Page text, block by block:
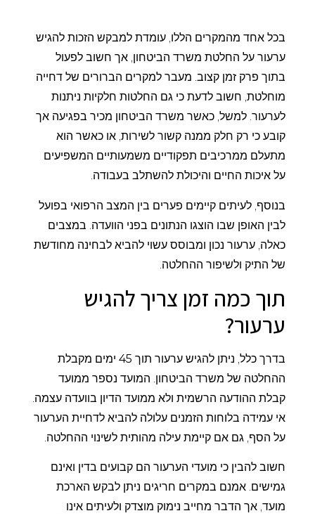
בכל אחד מהמקרים הללו, עומדת למבקש הזכות להגיש
ערעור על החלטת משרד הביטחון, אך חשוב לפעול
בתוך פרק זמן קצוב. מעבר למקרים הברורים של דחייה
מוחלטת, חשוב לדעת כי גם החלטות חלקיות ניתנות
לערעור. למשל, כאשר משרד הביטחון מכיר בפגיעה אך
קובע כי רק חלק ממנה קשור לשירות, או כאשר הוא
מתעלם ממרכיבים תפקודיים משמעותיים המשפיעים
על איכות החיים והיכולת להשתלב בעבודה.
בנוסף, לעיתים קיימים פערים בין המצב הרפואי בפועל
לבין האופן שבו הוצגו הנתונים בפני הוועדה. במצבים
כאלה, ערעור נכון ומבוסס עשוי להביא לבחינה מחודשת
של התיק ולשיפור ההחלטה.
תוך כמה זמן צריך להגיש
ערעור?
בדרך כלל, ניתן להגיש ערעור תוך 45 ימים מקבלת
ההחלטה של משרד הביטחון. המועד נספר ממועד
קבלת ההודעה הרשמית ולא ממועד הדיון בוועדה עצמה.
אי עמידה בלוחות הזמנים עלולה להביא לדחיית הערעור
על הסף, גם אם קיימת עילה מהותית לשינוי ההחלטה.
חשוב להבין כי מועדי הערעור הם קבועים בדין ואינם
גמישים. אמנם במקרים חריגים ניתן לבקש הארכת
מועד, אך הדבר מחייב נימוק מוצדק ולעיתים אינו